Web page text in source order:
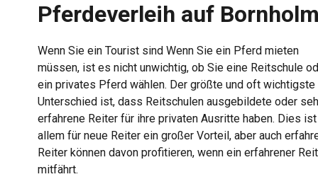
Pferdeverleih auf B
Wenn Sie ein Tourist sind Wenn Sie ein Pferd mieten
müssen, ist es nicht unwichtig, ob Sie eine Reitschule
ein privates Pferd wählen. Der größte und oft wichtigste
Unterschied ist, dass Reitschulen ausgebildete oder
erfahrene Reiter für ihre privaten Ausritte haben. Dies
allem für neue Reiter ein großer Vorteil, aber auch
Reiter können davon profitieren, wenn ein erfahrener
mitfährt.